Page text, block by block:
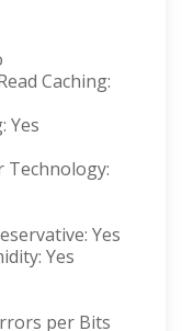
Caching:
Yes
Technology:
Yes
Yes
per Bits